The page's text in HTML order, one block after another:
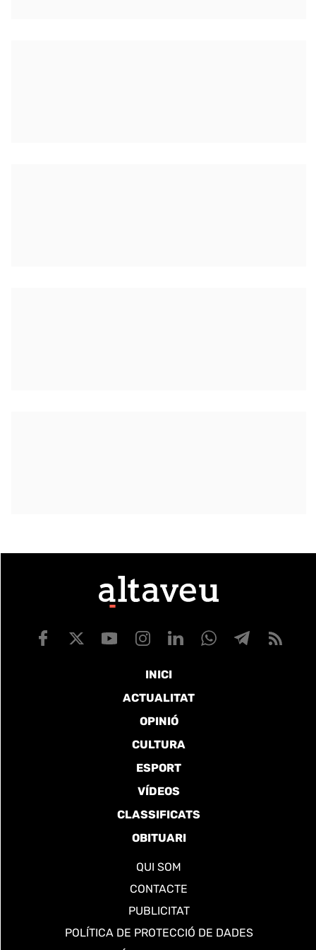
INICI
ACTUALITAT
OPINIÓ
CULTURA
ESPORT
VÍDEOS
CLASSIFICATS
OBITUARI
QUI SOM
CONTACTE
PUBLICITAT
POLÍTICA DE PROTECCIÓ DE DADES